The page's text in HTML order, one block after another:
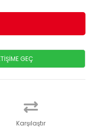
GEÇ
Karşılaştır